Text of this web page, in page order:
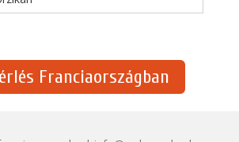
Franciaországban